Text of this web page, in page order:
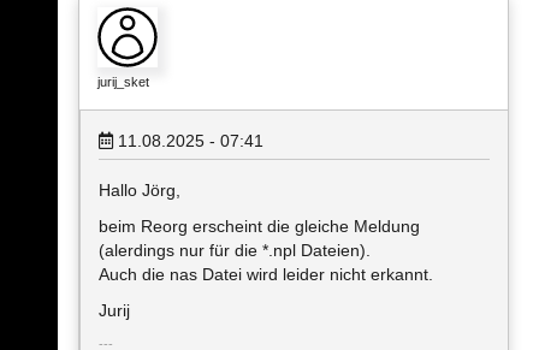
jurij_sket
11.08.2025 - 07:41
Hallo Jörg,
beim Reorg erscheint die gleiche Meldung
(alerdings nur für die *.npl Dateien).
Auch die nas Datei wird leider nicht erkannt.
Jurij